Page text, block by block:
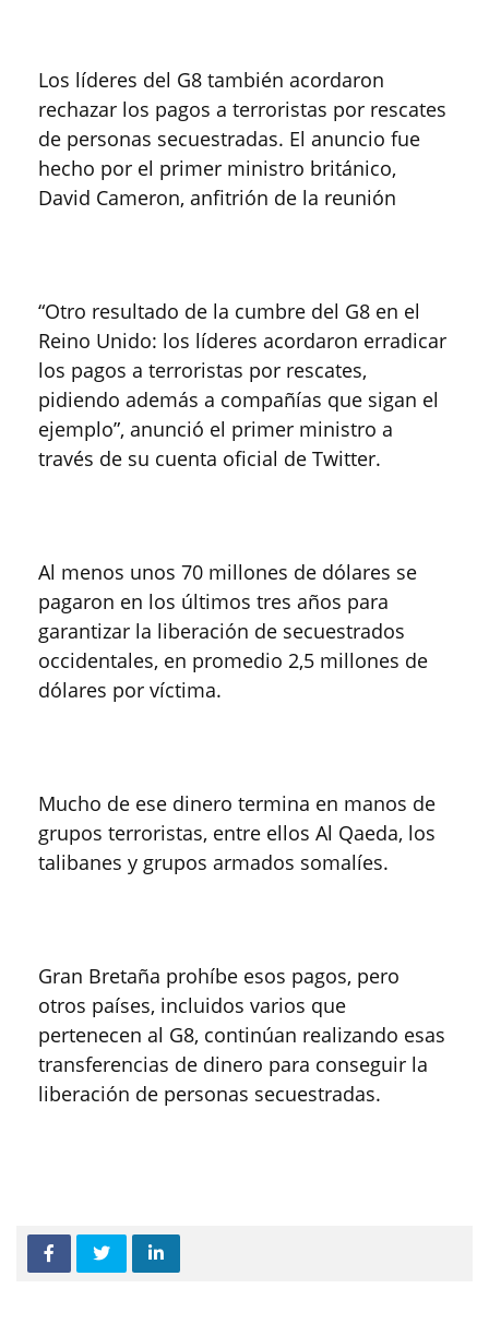
Los líderes del G8 también acordaron
rechazar los pagos a terroristas por rescates
de personas secuestradas. El anuncio fue
hecho por el primer ministro británico,
David Cameron, anfitrión de la reunión
“Otro resultado de la cumbre del G8 en el
Reino Unido: los líderes acordaron erradicar
los pagos a terroristas por rescates,
pidiendo además a compañías que sigan el
ejemplo”, anunció el primer ministro a
través de su cuenta oficial de Twitter.
Al menos unos 70 millones de dólares se
pagaron en los últimos tres años para
garantizar la liberación de secuestrados
occidentales, en promedio 2,5 millones de
dólares por víctima.
Mucho de ese dinero termina en manos de
grupos terroristas, entre ellos Al Qaeda, los
talibanes y grupos armados somalíes.
Gran Bretaña prohíbe esos pagos, pero
otros países, incluidos varios que
pertenecen al G8, continúan realizando esas
transferencias de dinero para conseguir la
liberación de personas secuestradas.